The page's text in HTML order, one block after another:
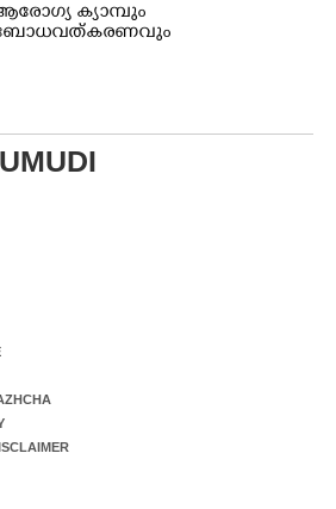
ക്യാമ്പും